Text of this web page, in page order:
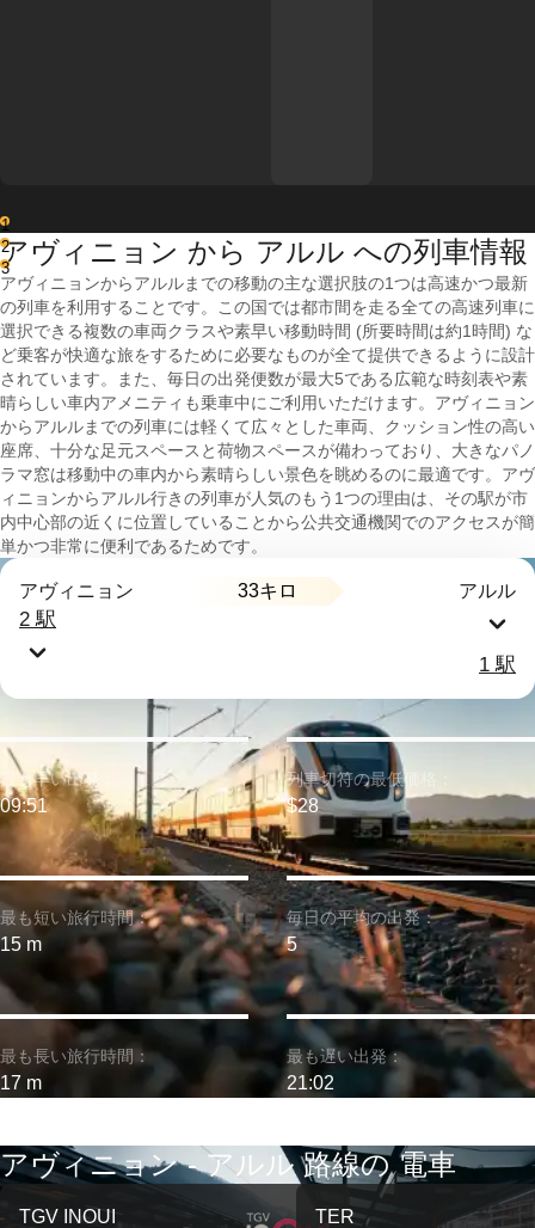
1
2
3
アヴィニョン から アルル への列車情報
アヴィニョンからアルルまでの移動の主な選択肢の1つは高速かつ最新
の列車を利用することです。この国では都市間を走る全ての高速列車に
選択できる複数の車両クラスや素早い移動時間 (所要時間は約1時間) な
ど乗客が快適な旅をするために必要なものが全て提供できるように設計
されています。また、毎日の出発便数が最大5である広範な時刻表や素
晴らしい車内アメニティも乗車中にご利用いただけます。アヴィニョン
からアルルまでの列車には軽くて広々とした車両、クッション性の高い
座席、十分な足元スペースと荷物スペースが備わっており、大きなパノ
ラマ窓は移動中の車内から素晴らしい景色を眺めるのに最適です。アヴ
ィニョンからアルル行きの列車が人気のもう1つの理由は、その駅が市
内中心部の近くに位置していることから公共交通機関でのアクセスが簡
単かつ非常に便利であるためです。
アヴィニョン 33キロ アルル
2 駅
1 駅
最も短い旅行時間：
15 m
最も早い出発：
09:51
最も長い旅行時間：
17 m
列車切符の最低価格：
$28
毎日の平均の出発：
5
最も遅い出発：
21:02
アヴィニョン - アルル 路線の 電車
TGV INOUI TER